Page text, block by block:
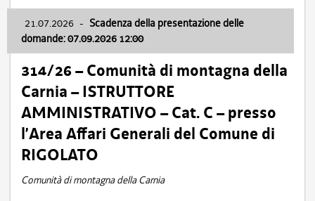
21.07.2026 - Scadenza della presentazione delle
domande: 07.09.2026 12:00
314/26 – Comunità di montagna della
Carnia – ISTRUTTORE
AMMINISTRATIVO – Cat. C – presso
l’Area Affari Generali del Comune di
RIGOLATO
Comunità di montagna della Carnia